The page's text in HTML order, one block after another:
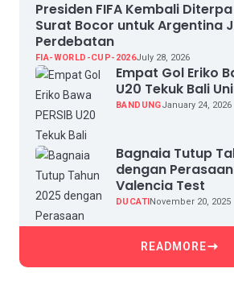
Presiden FIFA Kembali
Surat Bocor untuk Argentina
Perdebatan
FIA-WORLD-CUP-2026July 28, 2026
Empat Gol Eriko
U20 Tekuk Bali
BANDUNGJanuary 24, 2026
Bagnaia Tutup
dengan
Valencia Test
DUCATI November 20, 2025
READMORE